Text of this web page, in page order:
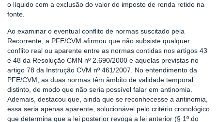
o líquido com a exclusão do valor do imposto de renda retido na
fonte.
Ao examinar o eventual conflito de normas suscitado pela
Recorrente, a PFE/CVM afirmou que não subsiste qualquer
conflito real ou aparente entre as normas contidas nos artigos 43
e 48 da Resolução CMN nº 2.690/2000 e aquelas previstas no
artigo 78 da Instrução CVM nº 461/2007. No entendimento da
PFE/CVM, as duas normas têm âmbito de validade temporal
distinto, de modo que não seria possível falar em antinomia.
Ademais, destacou que, ainda que se reconhecesse a antinomia,
essa seria apenas aparente, solucionável pelo critério cronológico
que determina que a lei posterior revoga a lei anterior (§ 1º do